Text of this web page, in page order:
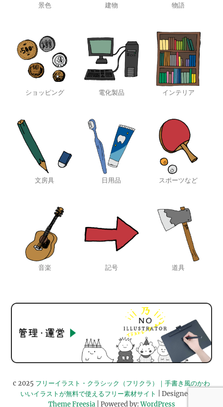
景色 建物 物語
ショッピング 電化製品 インテリア
文房具 日用品 スポーツなど
音楽 記号 道具
c 2025 フリーイラスト・クラシック（フリクラ）｜手書き風のかわ
いいイラストが無料で使えるフリー素材サイト
| Designed by:
Theme Freesia| Powered by:WordPress